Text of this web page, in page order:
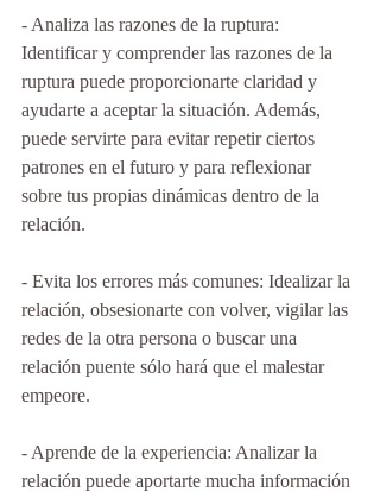
- Analiza las razones de la ruptura:
Identificar y comprender las razones de la
ruptura puede proporcionarte claridad y
ayudarte a aceptar la situación. Además,
puede servirte para evitar repetir ciertos
patrones en el futuro y para reflexionar
sobre tus propias dinámicas dentro de la
relación.
- Evita los errores más comunes: Idealizar la
relación, obsesionarte con volver, vigilar las
redes de la otra persona o buscar una
relación puente sólo hará que el malestar
empeore.
- Aprende de la experiencia: Analizar la
relación puede aportarte mucha información